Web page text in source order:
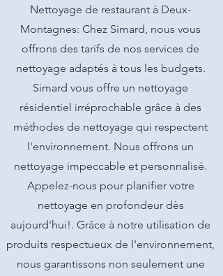
Nettoyage de restaurant à Deux-
Montagnes: Chez Simard, nous vous
offrons des tarifs de nos services de
nettoyage adaptés à tous les budgets.
Simard vous offre un nettoyage
résidentiel irréprochable grâce à des
méthodes de nettoyage qui respectent
l'environnement. Nous offrons un
nettoyage impeccable et personnalisé.
Appelez-nous pour planifier votre
nettoyage en profondeur dès
aujourd'hui!. Grâce à notre utilisation de
produits respectueux de l'environnement,
nous garantissons non seulement une